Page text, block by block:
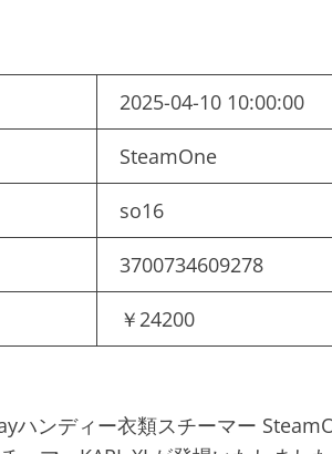
2025-04-10 10:00:00
SteamOne
so16
3700734609278
￥24200
ハンディー衣類スチーマー